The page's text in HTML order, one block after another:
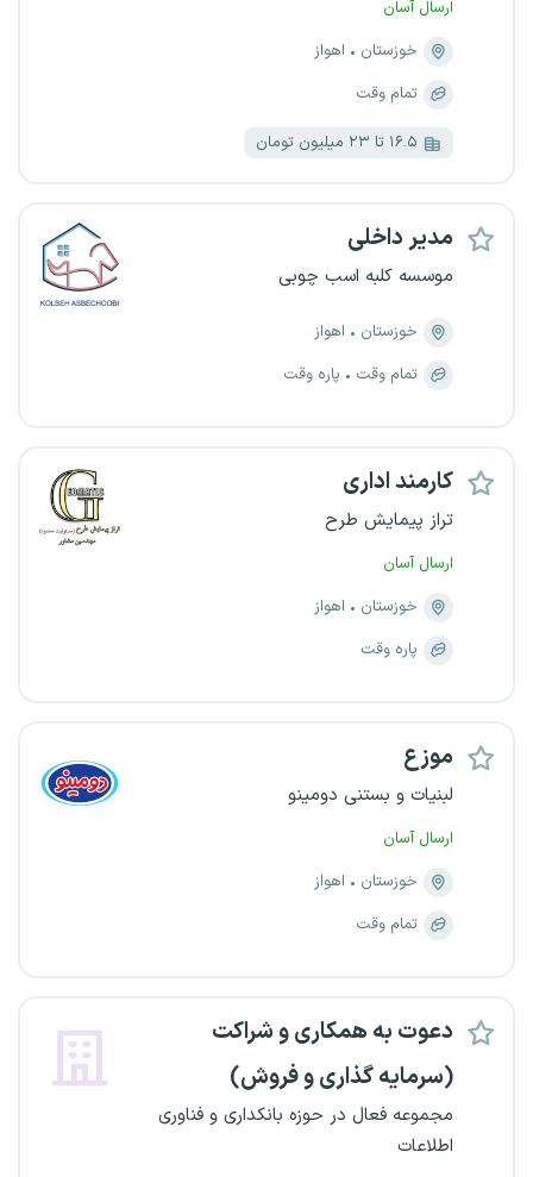
ارسال آسان
خوزستان
اهواز
تمام وقت
۱۶.۵ تا ۲۳ میلیون تومان
مدیر داخلی
موسسه کلبه اسب چوبی
خوزستان
اهواز
تمام وقت
پاره وقت
کارمند اداری
تراز پیمایش طرح
ارسال آسان
خوزستان
اهواز
پاره وقت
موزع
لبنیات و بستنی دومینو
ارسال آسان
خوزستان
اهواز
تمام وقت
دعوت به همکاری و شراکت
(سرمایه گذاری و فروش)
مجموعه فعال در حوزه بانکداری و فناوری
اطلاعات